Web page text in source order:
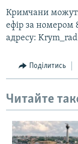
Кримчани
ефір за номером
адресу:
Поділитись
Читайте